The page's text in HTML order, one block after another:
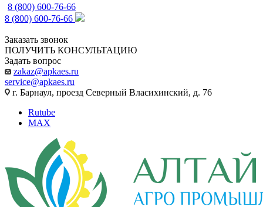
8 (800) 600-76-66
8 (800) 600-76-66
Заказать звонок
ПОЛУЧИТЬ КОНСУЛЬТАЦИЮ
Задать вопрос
zakaz@apkaes.ru
service@apkaes.ru
г. Барнаул, проезд Северный Власихинский, д. 76
Rutube
MAX